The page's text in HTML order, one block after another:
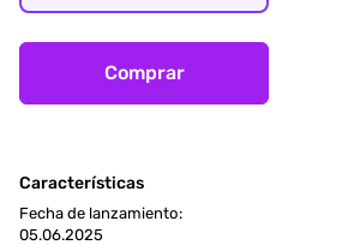
Comprar
Características
Fecha de lanzamiento:
05.06.2025